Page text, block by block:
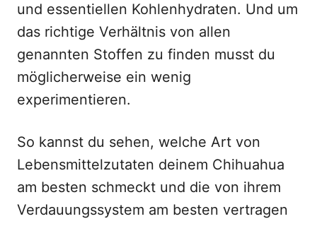
und essentiellen Kohlenhydraten. Und um
das richtige Verhältnis von allen
genannten Stoffen zu finden musst du
möglicherweise ein wenig
experimentieren.
So kannst du sehen, welche Art von
Lebensmittelzutaten deinem Chihuahua
am besten schmeckt und die von ihrem
Verdauungssystem am besten vertragen